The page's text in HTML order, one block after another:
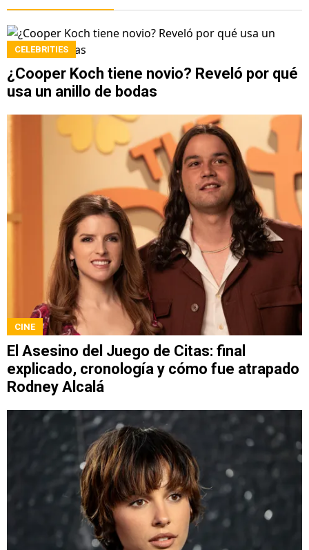
CELEBRITIES
¿Cooper Koch tiene novio? Reveló por qué
usa un anillo de bodas
CINE
El Asesino del Juego de Citas: final
explicado, cronología y cómo fue atrapado
Rodney Alcalá